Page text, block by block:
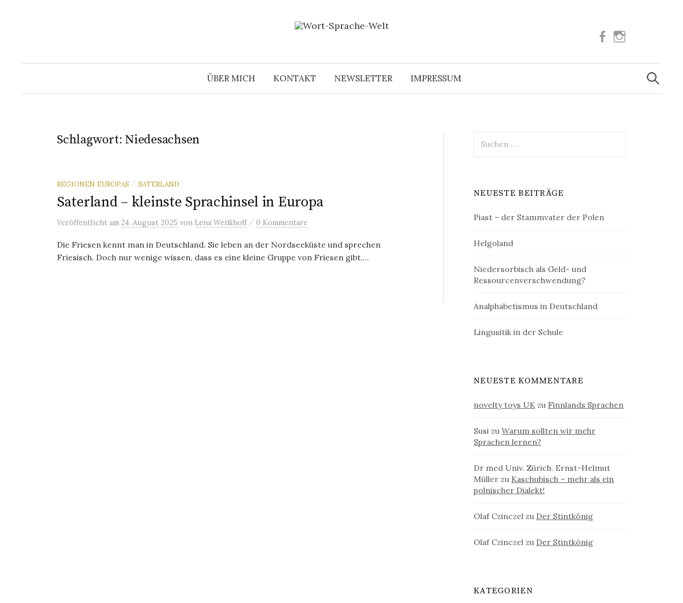
Facebook
ÜBER MICH KONTAKT NEWSLETTER IMPRESSUM
Suchen
nach:
Schlagwort: Niedesachsen
REGIONEN EUROPAS / SATERLAND
Saterland – kleinste Sprachinsel in Europa
Veröffentlicht am 24. August 2025 von Lena Weißhoff / 0 Kommentare
Die Friesen kennt man in Deutschland. Sie leben an der Nordseeküste und sprechen
Friesisch. Doch nur wenige wissen, dass es eine kleine Gruppe von Friesen gibt,...
nach:
NEUESTE BEITRÄGE
Piast – der Stammvater der Polen
Helgoland
Niedersorbisch als Geld- und
Ressourcenverschwendung?
Analphabetismus in Deutschland
Lingusitik in der Schule
NEUESTE KOMMENTARE
novelty toys UK zu Finnlands Sprachen
Susi zuWarum sollten wir mehr
Sprachen lernen?
Dr med Univ. Zürich. Ernst-Helmut
Müller zu Kaschubisch – mehr als ein
polnischer Dialekt!
Olaf Czinczel zu Der Stintkönig
Olaf Czinczel zu Der Stintkönig
KATEGORIEN